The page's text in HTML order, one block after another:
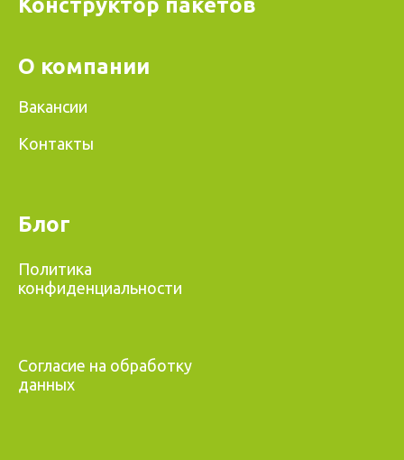
Конструктор пакетов
О компании
Вакансии
Контакты
Блог
Политика
конфиденциальности
Согласие на обработку
данных